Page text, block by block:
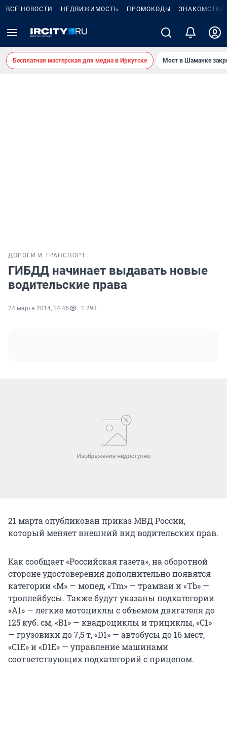
ВСЕ НОВОСТИ НЕДВИЖИМОСТЬ ПРОМОКОДЫ ЗНАКОМСТВА
Бесплатная мастерская для медиа в Иркутске Мост в Шаманке
ДОРОГИ И ТРАНСПОРТ
ГИБДД начинает выдавать новые
водительские права
24 марта 2014, 14:46 1 293
21 марта опубликован приказ МВД России,
который меняет внешний вид водительских прав.
Как сообщает «Российская газета», на оборотной
стороне удостоверения дополнительно появятся
категории «М» — мопед, «Tm» — трамваи и «Tb» —
троллейбусы. Также будут указаны подкатегории
«А1» — легкие мотоциклы с объемом двигателя до
125 куб. см, «В1» — квадроциклы и трициклы, «С1»
— грузовики до 7,5 т, «D1» — автобусы до 16 мест,
«С1Е» и «D1Е» — управление машинами
соответствующих подкатегорий с прицепом.